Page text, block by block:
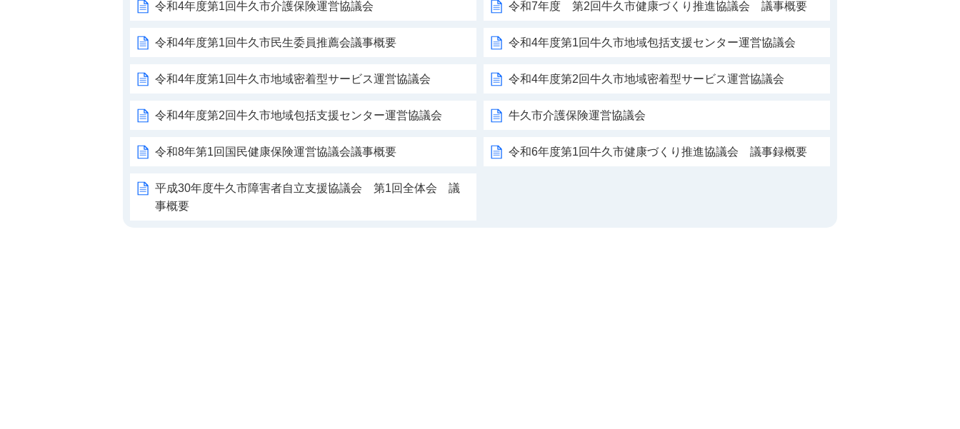
令和4年度第1回牛久市介護保険運営協議会 令和7年度 第2回牛久市健康づくり推進協議会 議事概要
令和4年度第1回牛久市民生委員推薦会議事概要 令和4年度第1回牛久市地域包括支援センター運営協議会
令和4年度第1回牛久市地域密着型サービス運営協議会 令和4年度第2回牛久市地域密着型サービス運営協議会
令和4年度第2回牛久市地域包括支援センター運営協議会 牛久市介護保険運営協議会
令和8年第1回国民健康保険運営協議会議事概要 令和6年度第1回牛久市健康づくり推進協議会 議事録概要
平成30年度牛久市障害者自立支援協議会 第1回全体会 議
事概要